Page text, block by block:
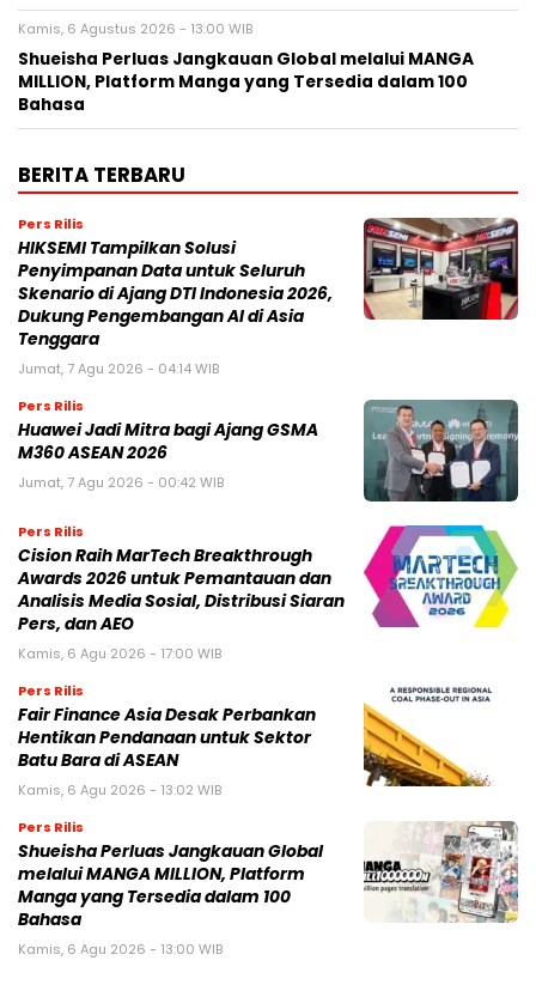
Kamis, 6 Agustus 2026 - 13:00 WIB
Shueisha Perluas Jangkauan Global melalui MANGA
MILLION, Platform Manga yang Tersedia dalam 100
Bahasa
BERITA TERBARU
Pers Rilis
HIKSEMI Tampilkan Solusi
Penyimpanan Data untuk Seluruh
Skenario di Ajang DTI Indonesia 2026,
Dukung Pengembangan AI di Asia
Tenggara
Jumat, 7 Agu 2026 - 04:14 WIB
Pers Rilis
Huawei Jadi Mitra bagi Ajang GSMA
M360 ASEAN 2026
Jumat, 7 Agu 2026 - 00:42 WIB
Pers Rilis
Cision Raih MarTech Breakthrough
Awards 2026 untuk Pemantauan dan
Analisis Media Sosial, Distribusi Siaran
Pers, dan AEO
Kamis, 6 Agu 2026 - 17:00 WIB
Pers Rilis
Fair Finance Asia Desak Perbankan
Hentikan Pendanaan untuk Sektor
Batu Bara di ASEAN
Kamis, 6 Agu 2026 - 13:02 WIB
Pers Rilis
Shueisha Perluas Jangkauan Global
melalui MANGA MILLION, Platform
Manga yang Tersedia dalam 100
Bahasa
Kamis, 6 Agu 2026 - 13:00 WIB